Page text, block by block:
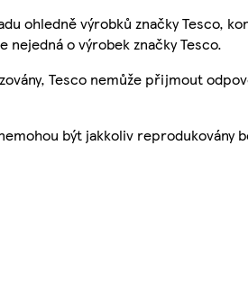
ohledně výrobků značky Tesco,
nejedná o výrobek značky Tesco.
Tesco nemůže přijmout
být jakkoliv reprodukovány